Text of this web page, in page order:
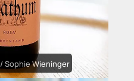
Sophie Wieninger